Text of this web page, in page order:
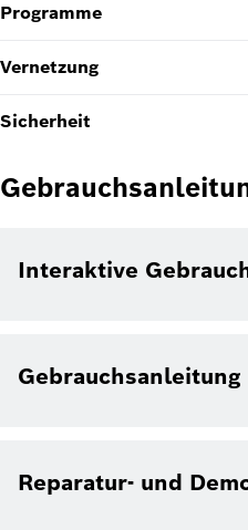
Programme
Vernetzung
Sicherheit
Interaktive
Gebrauchsanleitung
Reparatur- und